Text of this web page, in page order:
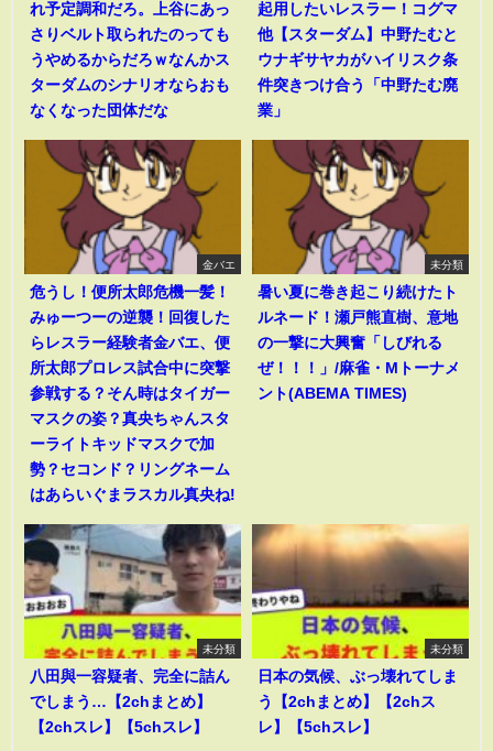
れ予定調和だろ。上谷にあっ
さりベルト取られたのっても
うやめるからだろｗなんかス
ターダムのシナリオならおも
なくなった団体だな
起用したいレスラー！コグマ
他【スターダム】中野たむと
ウナギサヤカがハイリスク条
件突きつけ合う「中野たむ廃
業」
金バエ
危うし！便所太郎危機一髪！
みゅーつーの逆襲！回復した
らレスラー経験者金バエ、便
所太郎プロレス試合中に突撃
参戦する？そん時はタイガー
マスクの姿？真央ちゃんスタ
ーライトキッドマスクで加
勢？セコンド？リングネーム
はあらいぐまラスカル真央ね!
未分類
暑い夏に巻き起こり続けたト
ルネード！瀬戸熊直樹、意地
の一撃に大興奮「しびれる
ぜ！！！」/麻雀・Mトーナメ
ント(ABEMA TIMES)
未分類
八田與一容疑者、完全に詰ん
でしまう…【2chまとめ】
【2chスレ】【5chスレ】
未分類
日本の気候、ぶっ壊れてしま
う【2chまとめ】【2chス
レ】【5chスレ】